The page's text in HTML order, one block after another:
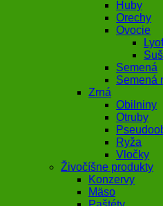
Huby
Orechy
Ovocie
Semená
Semená
Zrná
Obilniny
Otruby
Ryža
Vločky
Živočíšne produkty
Konzervy
Mäso